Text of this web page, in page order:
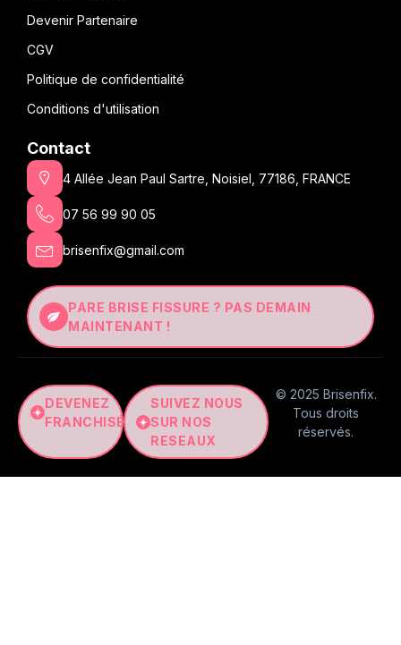
Devenir Partenaire
CGV
Politique de confidentialité
Conditions d'utilisation
Contact
4 Allée Jean Paul Sartre, Noisiel, 77186, FRANCE
07 56 99 90 05
brisenfix@gmail.com
PARE BRISE FISSURE ? PAS DEMAIN
MAINTENANT !
DEVENEZ
FRANCHISÉ
© 2025 Brisenfix.
Tous droits
réservés.
SUIVEZ NOUS
SUR NOS
RESEAUX